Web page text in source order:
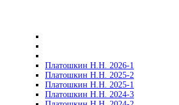
Платошкин Н.Н. 2026-1
Платошкин Н.Н. 2025-2
Платошкин Н.Н. 2025-1
Платошкин Н.Н. 2024-3